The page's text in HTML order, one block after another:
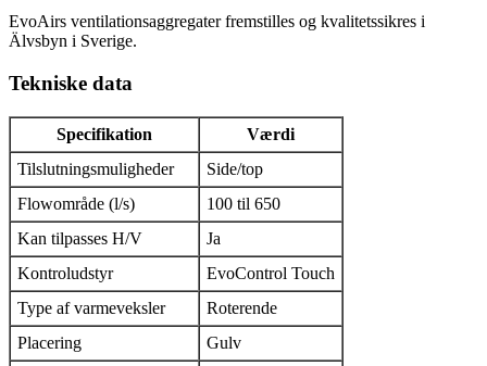
EvoAirs ventilationsaggregater fremstilles og kvalitetssikres i
Älvsbyn i Sverige.
Tekniske data
Specifikation
Værdi
Tilslutningsmuligheder
Side/top
Flowområde (l/s)
100 til 650
Kan tilpasses H/V
Ja
Kontroludstyr
EvoControl Touch
Type af varmeveksler
Roterende
Placering
Gulv